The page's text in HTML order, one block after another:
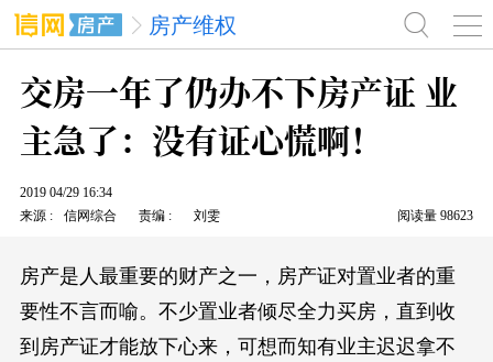
房产维权
交房一年了仍办不下房产证 业
主急了：没有证心慌啊！
2019 04/29 16:34
来源
信网综合 责编 刘雯 阅读量 98623
房产是人最重要的财产之一，房产证对置业者的重
要性不言而喻。不少置业者倾尽全力买房，直到收
到房产证才能放下心来，可想而知有业主迟迟拿不